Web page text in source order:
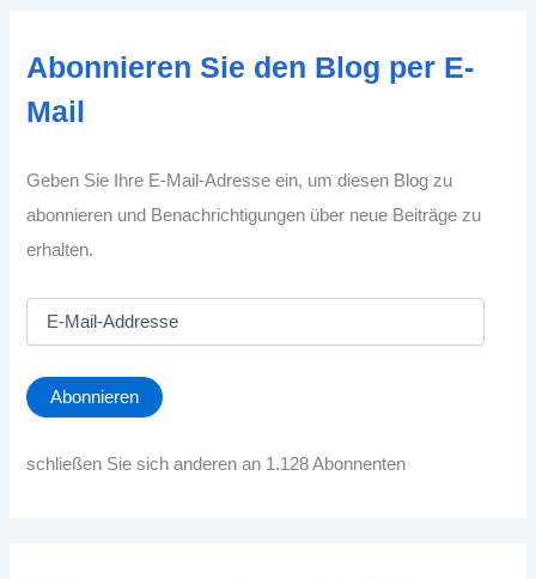
Abonnieren Sie den Blog per E-
Mail
Geben Sie Ihre E-Mail-Adresse ein, um diesen Blog zu
abonnieren und Benachrichtigungen über neue Beiträge zu
erhalten.
a
i
A
Abonnieren
schließen Sie sich anderen an 1.128 Abonnenten